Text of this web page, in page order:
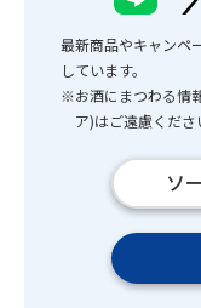
最新商品やキャンペ
しています。
※お酒にまつわる情
ア)はご遠慮くださ
ソ